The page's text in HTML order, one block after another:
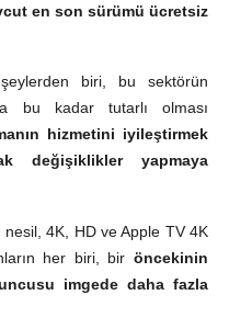
en son sürümü ücretsiz
şeylerden biri, bu sektörün
bu kadar tutarlı olması
hizmetini iyileştirmek
değişiklikler yapmaya
4K, HD ve Apple TV 4K
her biri, bir öncekinin
imgede daha fazla